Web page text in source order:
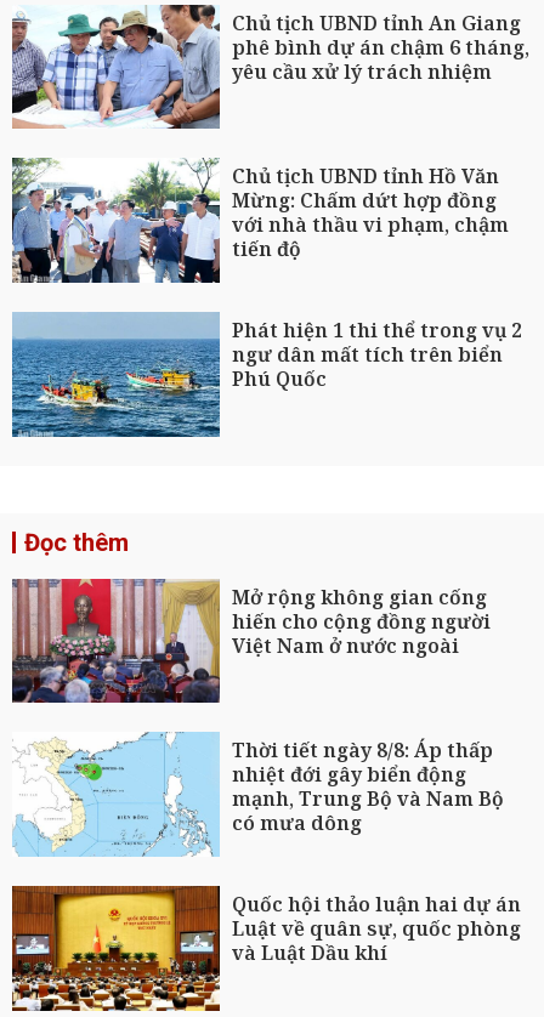
Chủ tịch UBND tỉnh An Giang
phê bình dự án chậm 6 tháng,
yêu cầu xử lý trách nhiệm
Chủ tịch UBND tỉnh Hồ Văn
Mừng: Chấm dứt hợp đồng
với nhà thầu vi phạm, chậm
tiến độ
Phát hiện 1 thi thể trong vụ 2
ngư dân mất tích trên biển
Phú Quốc
Đọc thêm
Mở rộng không gian cống
hiến cho cộng đồng người
Việt Nam ở nước ngoài
Thời tiết ngày 8/8: Áp thấp
nhiệt đới gây biển động
mạnh, Trung Bộ và Nam Bộ
có mưa dông
Quốc hội thảo luận hai dự án
Luật về quân sự, quốc phòng
và Luật Dầu khí